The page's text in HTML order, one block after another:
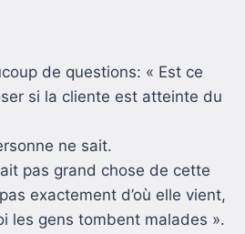
de questions: « Est ce
si la cliente est atteinte du
ne sait.
pas grand chose de cette
exactement d’où elle vient,
les gens tombent malades ».